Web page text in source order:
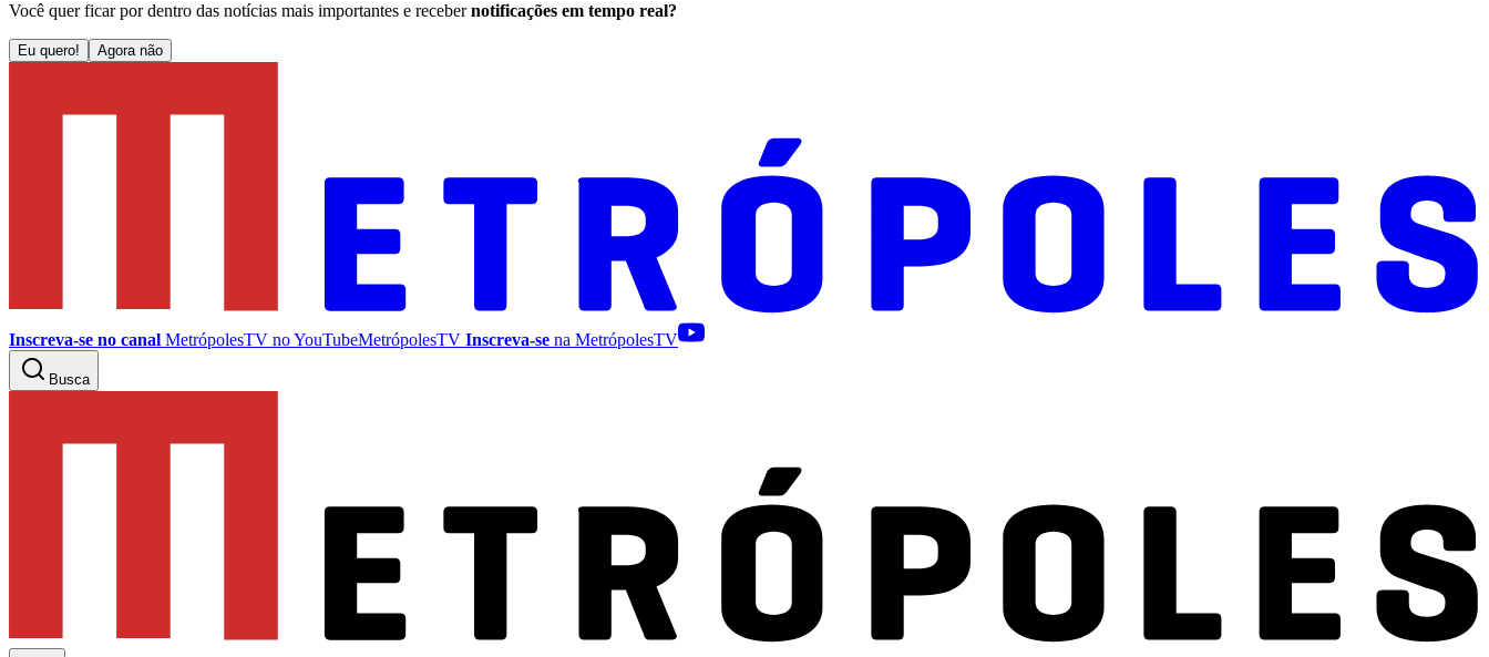
Você quer ficar por dentro das notícias mais importantes e receber notificações em tempo real?
Eu quero! Agora não
Inscreva-se no canal MetrópolesTV noYouTubeMetrópolesTV Inscreva-se na MetrópolesTV
Busca